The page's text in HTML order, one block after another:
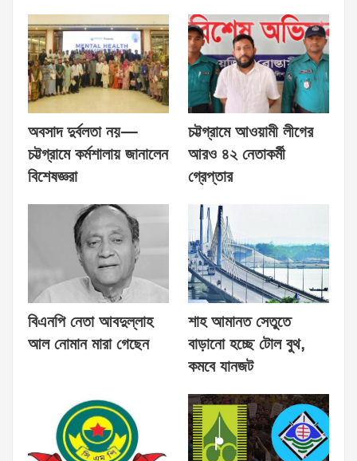
অবসাদ দুর্বলতা নয়—
চট্টগ্রামে কর্মশালায় জানালেন
বিশেষজ্ঞরা
চট্টগ্রামে আওয়ামী লীগের
আরও ৪২ নেতাকর্মী
গ্রেপ্তার
বিএনপি নেতা আবদুল্লাহ
আল নোমান মারা গেছেন
শাহ আমানত সেতুতে
বাড়ানো হচ্ছে টোল বুথ,
কমবে যানজট